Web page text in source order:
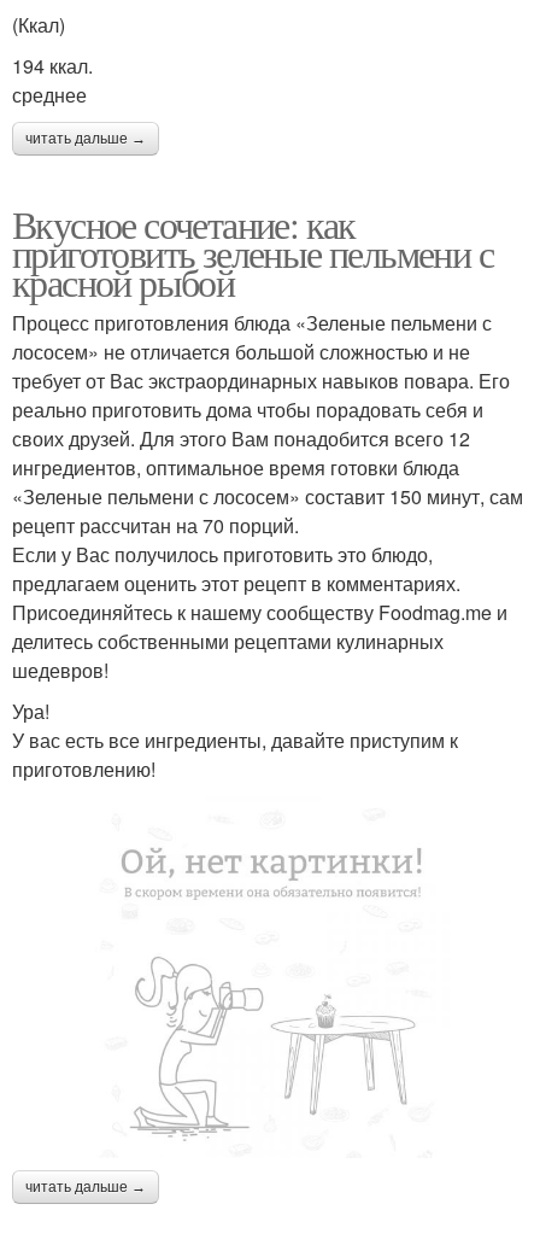
(Ккал)
194 ккал.
среднее
читать дальше →
Вкусное сочетание: как
приготовить зеленые пельмени с
красной рыбой
Процесс приготовления блюда «Зеленые пельмени с
лососем» не отличается большой сложностью и не
требует от Вас экстраординарных навыков повара. Его
реально приготовить дома чтобы порадовать себя и
своих друзей. Для этого Вам понадобится всего 12
ингредиентов, оптимальное время готовки блюда
«Зеленые пельмени с лососем» составит 150 минут, сам
рецепт рассчитан на 70 порций.
Если у Вас получилось приготовить это блюдо,
предлагаем оценить этот рецепт в комментариях.
Присоединяйтесь к нашему сообществу Foodmag.me и
делитесь собственными рецептами кулинарных
шедевров!
Ура!
У вас есть все ингредиенты, давайте приступим к
приготовлению!
читать дальше →